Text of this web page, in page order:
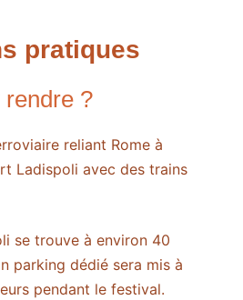
pratiques
rendre ?
reliant Rome à
Ladispoli avec des trains
se trouve à environ 40
parking dédié sera mis à
pendant le festival.